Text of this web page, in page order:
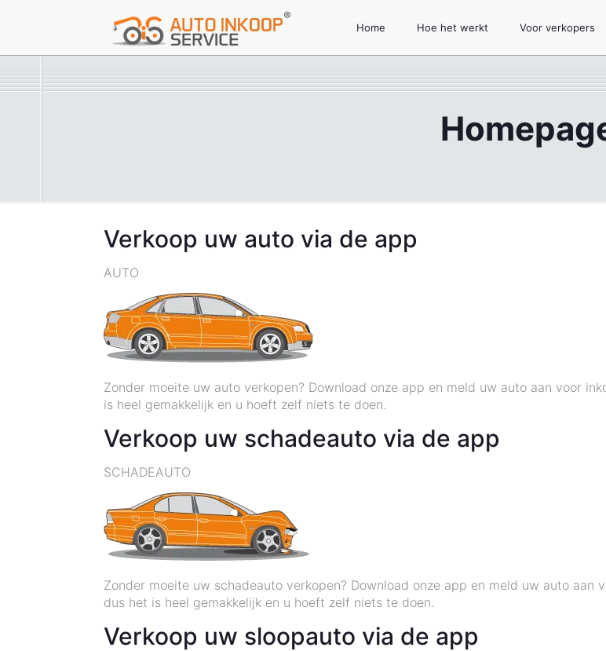
Home Hoe het werkt Voor verkopers
Verkoop uw auto via de app
AUTO
Zonder moeite uw auto verkopen? Download onze app en meld uw auto aan voor
is heel gemakkelijk en u hoeft zelf niets te doen.
Verkoop uw schadeauto via de app
SCHADEAUTO
Zonder moeite uw schadeauto verkopen? Download onze app en meld uw auto aan
dus het is heel gemakkelijk en u hoeft zelf niets te doen.
Verkoop uw sloopauto via de app